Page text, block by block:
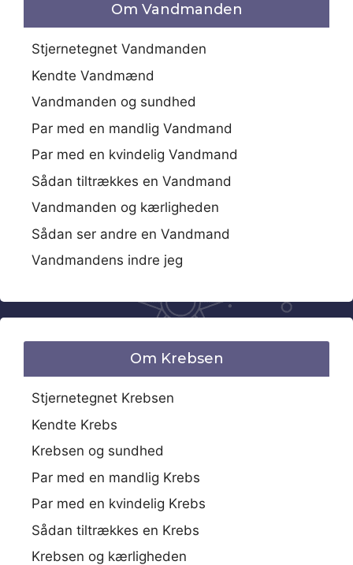
Om Vandmanden
Stjernetegnet Vandmanden
Kendte Vandmænd
Vandmanden og sundhed
Par med en mandlig Vandmand
Par med en kvindelig Vandmand
Sådan tiltrækkes en Vandmand
Vandmanden og kærligheden
Sådan ser andre en Vandmand
Vandmandens indre jeg
Om Krebsen
Stjernetegnet Krebsen
Kendte Krebs
Krebsen og sundhed
Par med en mandlig Krebs
Par med en kvindelig Krebs
Sådan tiltrækkes en Krebs
Krebsen og kærligheden